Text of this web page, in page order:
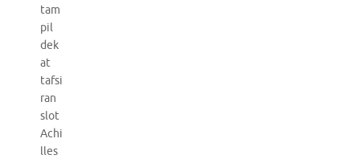
tam
pil
dek
at
tafsi
ran
slot
Achi
lles